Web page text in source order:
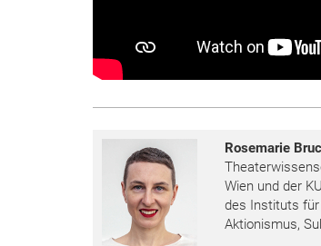
Rosemarie
Wien und der
des Instituts für
Aktionismus,